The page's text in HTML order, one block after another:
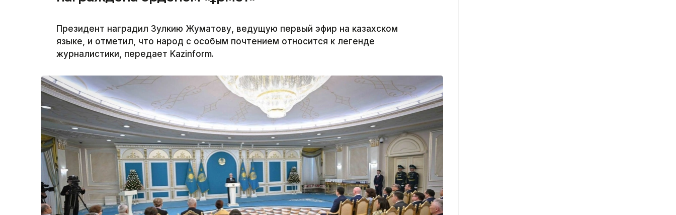
Президент наградил Зулкию Жуматову, ведущую первый эфир на казахском
языке, и отметил, что народ с особым почтением относится к легенде
журналистики, передает Kazinform.